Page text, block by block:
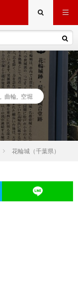
曲輪 空堀
花輪城（千葉県）